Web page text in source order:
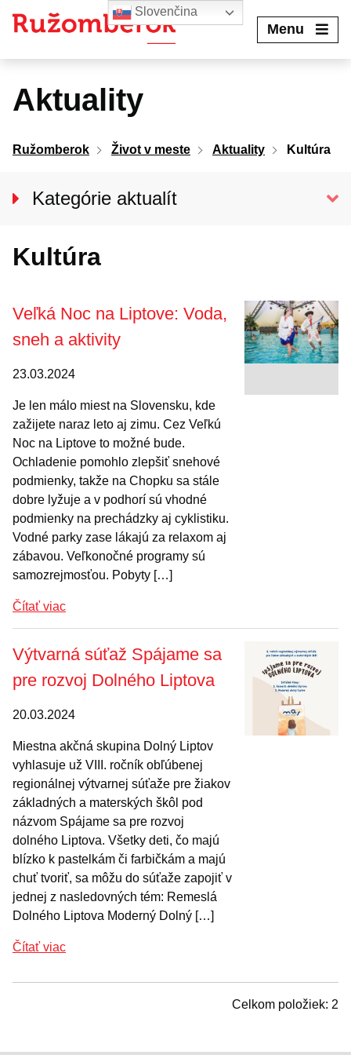
Menu
Aktuality
Ružomberok Život v meste Aktuality Kultúra
Kategórie aktualít
KULTÚRA
Kultúra
Veľká Noc na Liptove: Voda,
sneh a aktivity
23.03.2024
Je len málo miest na Slovensku, kde
zažijete naraz leto aj zimu. Cez Veľkú
Noc na Liptove to možné bude.
Ochladenie pomohlo zlepšiť snehové
podmienky, takže na Chopku sa stále
dobre lyžuje a v podhorí sú vhodné
podmienky na prechádzky aj cyklistiku.
Vodné parky zase lákajú za relaxom aj
zábavou. Veľkonočné programy sú
samozrejmosťou. Pobyty […]
Čítať viac
Výtvarná súťaž Spájame sa
pre rozvoj Dolného Liptova
20.03.2024
Miestna akčná skupina Dolný Liptov
vyhlasuje už VIII. ročník obľúbenej
regionálnej výtvarnej súťaže pre žiakov
základných a materských škôl pod
názvom Spájame sa pre rozvoj
dolného Liptova. Všetky deti, čo majú
blízko k pastelkám či farbičkám a majú
chuť tvoriť, sa môžu do súťaže zapojiť v
jednej z nasledovných tém: Remeslá
Dolného Liptova Moderný Dolný […]
Čítať viac
Celkom položiek: 2
Slovenčina